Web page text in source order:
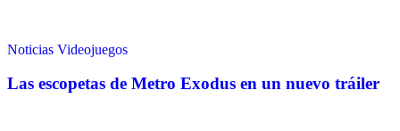
Noticias Videojuegos
Las escopetas de Metro Exodus en un nuevo tráiler